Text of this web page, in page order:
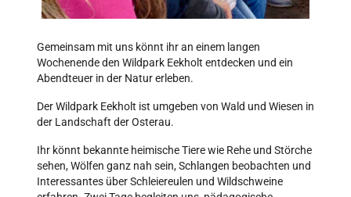
Gemeinsam mit uns könnt ihr an einem langen
Wochenende den Wildpark Eekholt entdecken und ein
Abendteuer in der Natur erleben.
Der Wildpark Eekholt ist umgeben von Wald und Wiesen in
der Landschaft der Osterau.
Ihr könnt bekannte heimische Tiere wie Rehe und Störche
sehen, Wölfen ganz nah sein, Schlangen beobachten und
Interessantes über Schleiereulen und Wildschweine